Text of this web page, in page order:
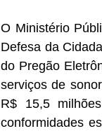
O Ministério
Defesa da
do Pregão
serviços de
R$ 15,5
conformidades